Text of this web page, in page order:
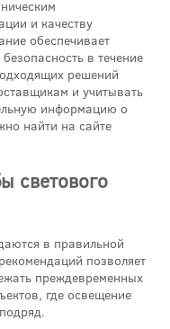
и качеству
обеспечивает
в течение
решений
и учитывать
информацию о
найти на сайте
светового
в правильной
позволяет
преждевременных
где освещение